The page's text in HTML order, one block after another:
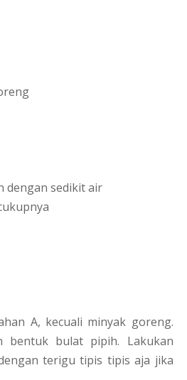
dengan sedikit air
A, kecuali minyak goreng.
bentuk bulat pipih. Lakukan
terigu tipis tipis aja jika